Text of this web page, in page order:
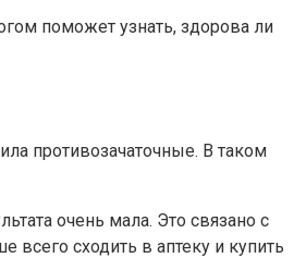
поможет узнать, здорова ли
противозачаточные. В таком
очень мала. Это связано с
всего сходить в аптеку и купить